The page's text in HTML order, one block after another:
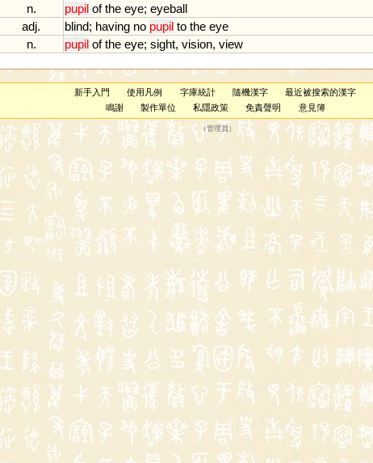
n. pupil of the eye; eyeball
adj. blind; having no pupil to the eye
n. pupil of the eye; sight, vision, view
新手入門 使用凡例 字庫統計 隨機漢字
最近被搜索的漢字
鳴謝
製作單位 私隱政策 免責聲明 意見簿
（管理員）